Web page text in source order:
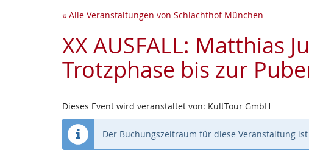
« Alle Veranstaltungen von Schlachthof München
XX AUSFALL: Matthias
Trotzphase bis zur
Dieses Event wird veranstaltet von: KultTour GmbH
Der Buchungszeitraum für diese Veranstaltung